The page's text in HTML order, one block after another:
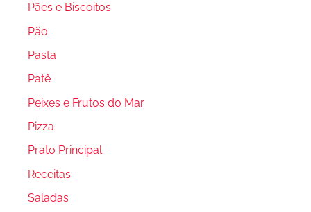
Pães e Biscoitos
Pão
Pasta
Patê
Peixes e Frutos do Mar
Pizza
Prato Principal
Receitas
Saladas